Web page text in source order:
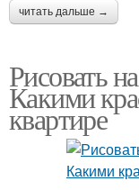
читать дальше →
Рисовать
Какими
квартире